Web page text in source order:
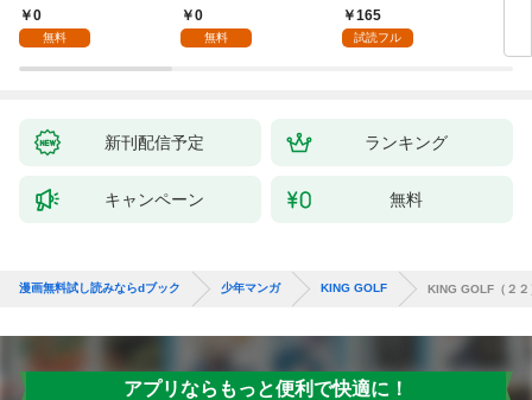
る～不人気の支援魔術
師は給料泥棒だと魔術
が、出世した元教え子
0
無料
魔術師～辺境の地でス
ローライフを夢見る
0
無料
(話売り) #1
165
試読フル
新刊配信予定 ランキング
キャンペーン 無料
漫画無料試し読みならdブック 少年マンガ KING GOLF KING GOLF（２２
アプリならもっと便利で快適に！